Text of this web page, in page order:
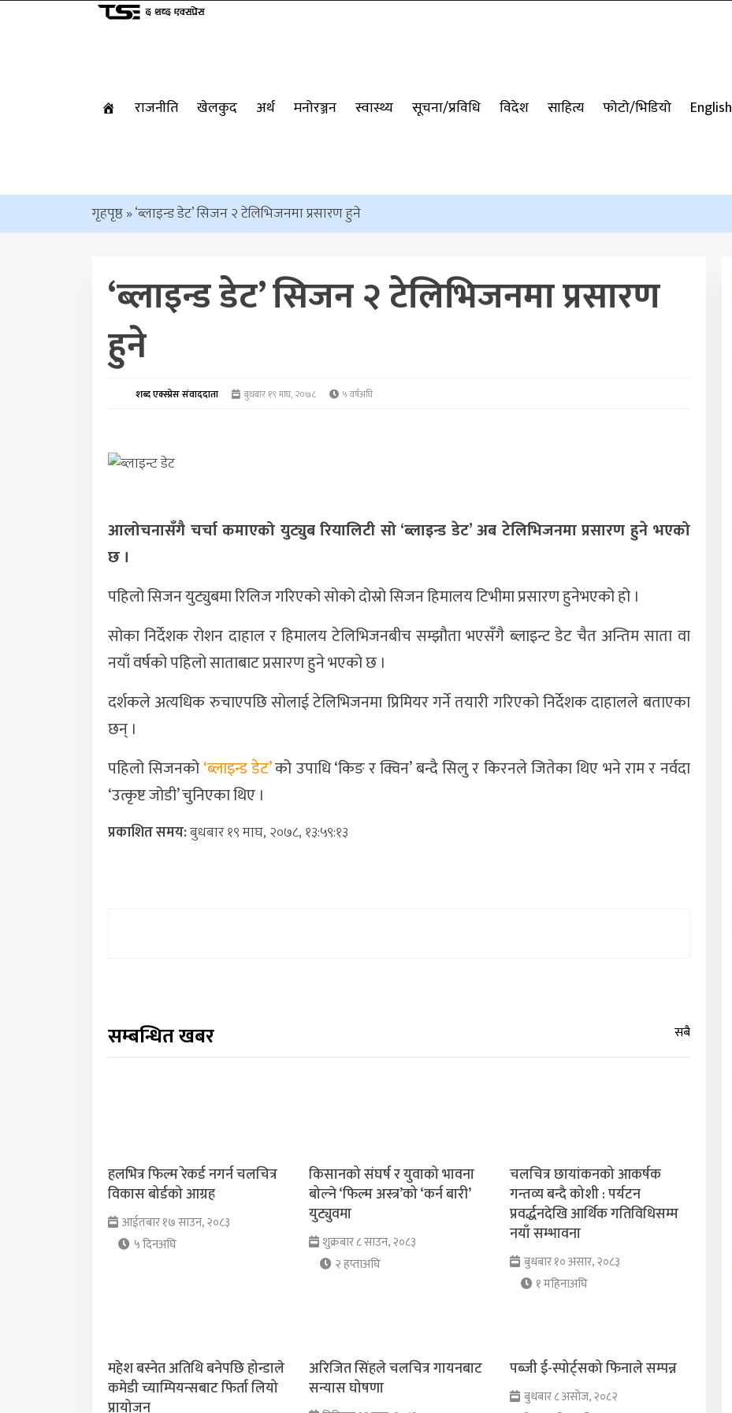
राजनीति खेलकुद अर्थ मनोरञ्जन स्वास्थ्य सूचना/प्रविधि विदेश साहित्य फोटो/भिडियो English
गृहपृष्ठ»‘ब्लाइन्ड डेट’ सिजन २ टेलिभिजनमा प्रसारण हुने
‘ब्लाइन्ड डेट’ सिजन २ टेलिभिजनमा प्रसारण
हुने
शब्द एक्स्प्रेस संवाददाता बुधबार १९ माघ, २०७८ ५ वर्षअघि
आलोचनासँगै चर्चा कमाएको युट्युब रियालिटी सो ‘ब्लाइन्ड डेट’ अब टेलिभिजनमा प्रसारण हुने भएको
छ ।
पहिलो सिजन युट्युबमा रिलिज गरिएको सोको दोस्रो सिजन हिमालय टिभीमा प्रसारण हुनेभएको हो ।
सोका निर्देशक रोशन दाहाल र हिमालय टेलिभिजनबीच सम्झौता भएसँगै ब्लाइन्ट डेट चैत अन्तिम साता वा
नयाँ वर्षको पहिलो साताबाट प्रसारण हुने भएको छ ।
दर्शकले अत्यधिक रुचाएपछि सोलाई टेलिभिजनमा प्रिमियर गर्ने तयारी गरिएको निर्देशक दाहालले बताएका
छन् ।
पहिलो सिजनको‘ब्लाइन्ड डेट’को उपाधि ‘किङ र क्विन’ बन्दै सिलु र किरनले जितेका थिए भने राम र नर्वदा
‘उत्कृष्ट जोडी’ चुनिएका थिए ।
प्रकाशित समय:बुधबार १९ माघ, २०७८, १३:५९:१३
सम्बन्धित खबर
हलभित्र फिल्म रेकर्ड नगर्न चलचित्र
विकास बोर्डको आग्रह
आईतबार १७ साउन, २०८३
५ दिनअघि
किसानको संघर्ष र युवाको भावना
बोल्ने ‘फिल्म अस्त्र’को ‘कर्न बारी’
युट्युवमा
शुक्रबार ८ साउन, २०८३
२ हप्ताअघि
चलचित्र छायांकनको आकर्षक
गन्तव्य बन्दै कोशी : पर्यटन
प्रवर्द्धनदेखि आर्थिक गतिविधिसम्म
नयाँ सम्भावना
बुधबार १० असार, २०८३
१ महिनाअघि
महेश बस्नेत अतिथि बनेपछि होन्डाले
कमेडी च्याम्पियन्सबाट फिर्ता लियो
प्रायोजन
अरिजित सिंहले चलचित्र गायनबाट
सन्यास घोषणा
पब्जी ई-स्पोर्ट्सको फिनाले सम्पन्न
बुधबार ८ असोज, २०८२